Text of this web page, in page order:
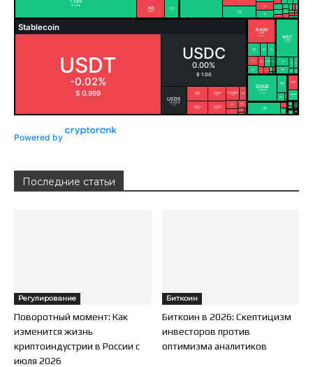
Powered by
Последние статьи
Регулирование
Поворотный момент: Как
изменится жизнь
криптоиндустрии в России с
июля 2026
Биткоин
Биткоин в 2026: Скептицизм
инвесторов против
оптимизма аналитиков